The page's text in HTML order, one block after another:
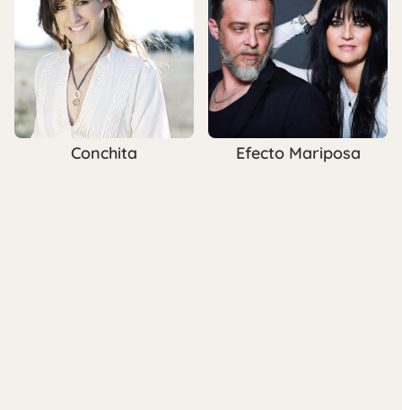
Conchita Efecto Mariposa